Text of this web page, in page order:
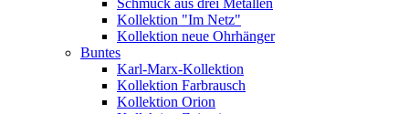
Schmuck aus drei Metallen
Kollektion "Im Netz"
Kollektion neue Ohrhänger
Buntes
Karl-Marx-Kollektion
Kollektion Farbrausch
Kollektion Orion